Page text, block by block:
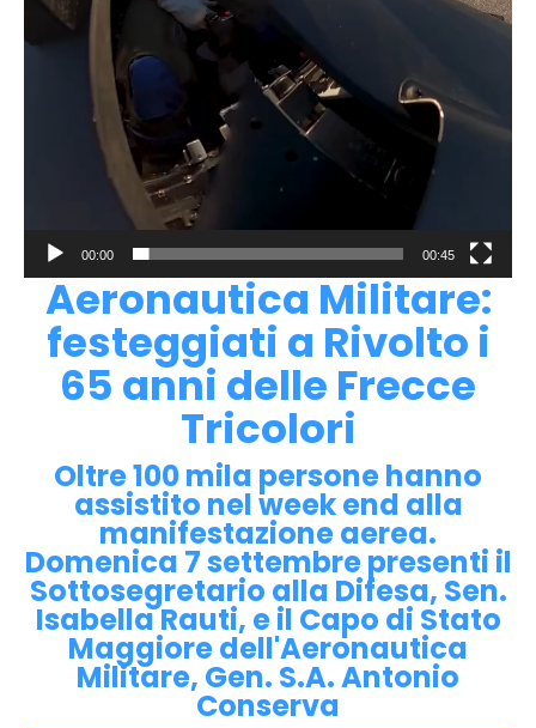
00:00 00:45
Aeronautica Militare:
festeggiati a Rivolto i
65 anni delle Frecce
Tricolori
Oltre 100 mila persone hanno
assistito nel week end alla
manifestazione aerea.
Domenica 7 settembre presenti il
Sottosegretario alla Difesa, Sen.
Isabella Rauti, e il Capo di Stato
Maggiore dell'Aeronautica
Militare, Gen. S.A. Antonio
Conserva